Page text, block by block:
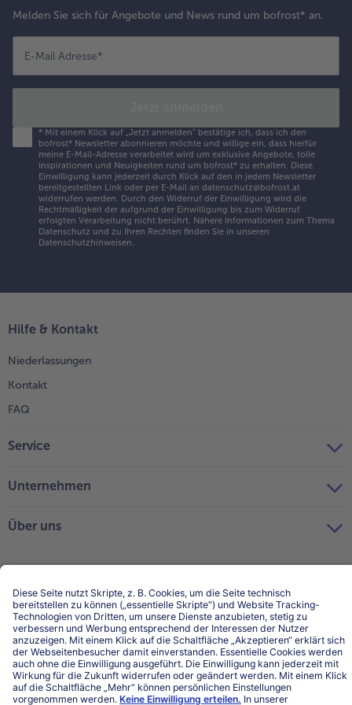
Melden Sie sich für Angebote und News rund um bofrost* an.
E-Mail Adresse*
* Mit einem Klick auf „Jetzt anmelden" bestätige ich, dass ich den
bofrost* Newsletter abonnieren möchte und willige ein, dass hierfür
meine E-Mail-Adresse verarbeitet wird um exklusive Angebote, tolle
Inspirationen und Neuigkeiten rund um bofrost* zu erhalten. Diese
Einwilligung kann jederzeit durch Klick auf den in jedem Newsletter
bereitgestellten Link oder per E-Mail an datenschutz@bofrost.at
widerrufen werden. Durch den Widerruf der Einwilligung wird die
Rechtmäßigkeit der aufgrund der Einwilligung bis zum Widerruf
erfolgten Verarbeitung nicht berührt. Nähere Informationen zum Thema
Datenschutz und zu Ihren Rechten finden Sie in unseren
Datenschutzhinweisen.
Hilfe & Kontakt
Niederlassungen
Kontakt
FAQ
Service
Unternehmen
Über uns